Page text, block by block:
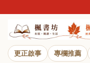
更正啟事 專欄推薦